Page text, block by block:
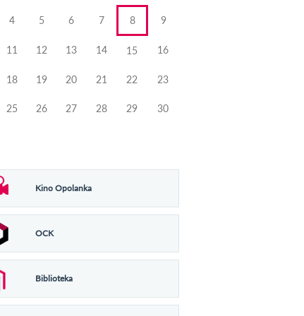
4 5 6 7 8 9
11 12 13 14 15 16
18 19 20 21 22 23
25 26 27 28 29 30
Kino Opolanka
OCK
Biblioteka